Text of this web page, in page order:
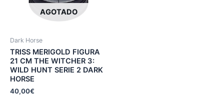
AGOTADO
Dark Horse
TRISS MERIGOLD FIGURA
21 CM THE WITCHER 3:
WILD HUNT SERIE 2 DARK
HORSE
40,00€